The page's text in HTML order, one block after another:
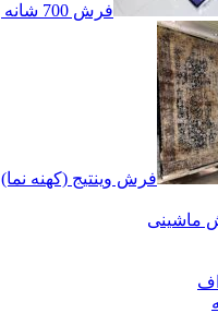
فرش 700 شانه بزرگمهر
فرش وینتیج (کهنه نما)
ماشینی